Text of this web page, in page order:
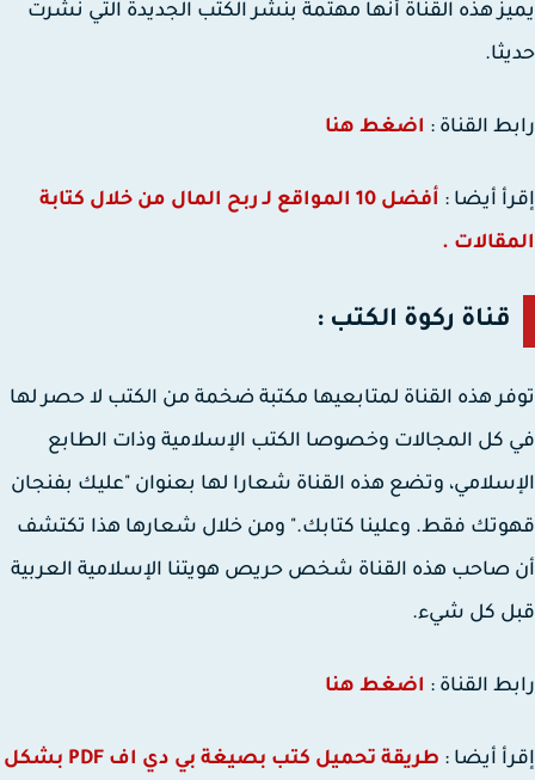
هذه القناة أنها مهتمة بنشر الكتب الجديدة التي نشرت
القناة :اضغط هنا
أيضا :
أفضل 10 المواقع لـ ربح المال من خلال كتابة
.
قناة ركوة الكتب :
هذه القناة لمتابعيها مكتبة ضخمة من الكتب لا حصر لها
كل المجالات وخصوصا الكتب الإسلامية وذات الطابع
وتضع هذه القناة شعارا لها بعنوان "عليك بفنجان
فقط. وعلينا كتابك." ومن خلال شعارها هذا تكتشف
صاحب هذه القناة شخص حريص هويتنا الإسلامية العربية
كل شيء.
القناة :اضغط هنا
أيضا :
طريقة تحميل كتب بصيغة بي دي اف PDF بشكل